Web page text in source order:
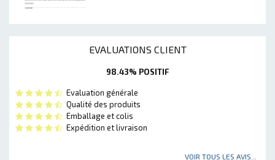
EVALUATIONS CLIENT
98.43% POSITIF
Evaluation générale
Qualité des produits
Emballage et colis
Expédition et livraison
VOIR TOUS LES AVIS...